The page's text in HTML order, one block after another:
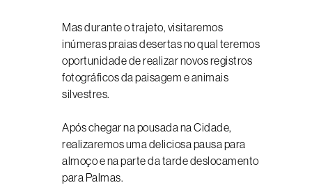
Mas durante o trajeto, visitaremos
inúmeras praias desertas no qual teremos
oportunidade de realizar novos registros
fotográficos da paisagem e animais
silvestres.
Após chegar na pousada na Cidade,
realizaremos uma deliciosa pausa para
almoço e na parte da tarde deslocamento
para Palmas.